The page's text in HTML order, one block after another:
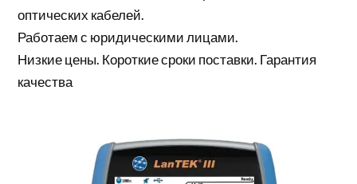
оптических кабелей.
Работаем с юридическими лицами.
Низкие цены. Короткие сроки поставки. Гарантия
качества